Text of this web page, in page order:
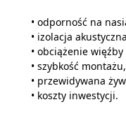
• odporność na
• izolacja
• obciążenie
• szybkość montażu,
• przewidywana
• koszty inwestycji.